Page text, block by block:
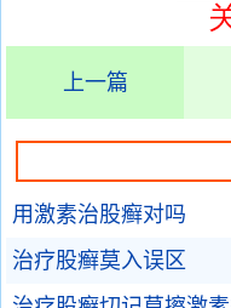
上一篇
用激素治股癣对吗
治疗股癣莫入误区